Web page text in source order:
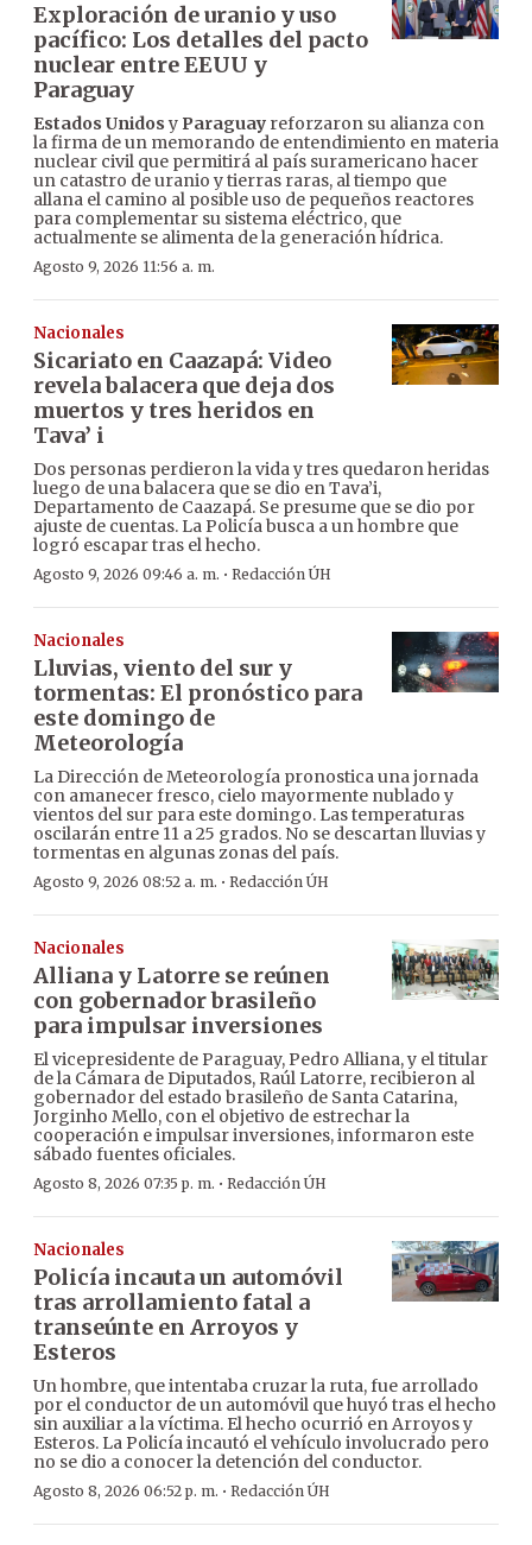
Exploración de uranio y uso
pacífico: Los detalles del pacto
nuclear entre EEUU y
Paraguay
Estados Unidos y Paraguay reforzaron su alianza con
la firma de un memorando de entendimiento en materia
nuclear civil que permitirá al país suramericano hacer
un catastro de uranio y tierras raras, al tiempo que
allana el camino al posible uso de pequeños reactores
para complementar su sistema eléctrico, que
actualmente se alimenta de la generación hídrica.
Agosto 9, 2026 11:56 a. m.
Nacionales
Sicariato en Caazapá: Video
revela balacera que deja dos
muertos y tres heridos en
Tava’ i
Dos personas perdieron la vida y tres quedaron heridas
luego de una balacera que se dio en Tava’i,
Departamento de Caazapá. Se presume que se dio por
ajuste de cuentas. La Policía busca a un hombre que
logró escapar tras el hecho.
Agosto 9, 2026 09:46 a. m. · Redacción ÚH
Nacionales
Lluvias, viento del sur y
tormentas: El pronóstico para
este domingo de
Meteorología
La Dirección de Meteorología pronostica una jornada
con amanecer fresco, cielo mayormente nublado y
vientos del sur para este domingo. Las temperaturas
oscilarán entre 11 a 25 grados. No se descartan lluvias y
tormentas en algunas zonas del país.
Agosto 9, 2026 08:52 a. m. · Redacción ÚH
Nacionales
Alliana y Latorre se reúnen
con gobernador brasileño
para impulsar inversiones
El vicepresidente de Paraguay, Pedro Alliana, y el titular
de la Cámara de Diputados, Raúl Latorre, recibieron al
gobernador del estado brasileño de Santa Catarina,
Jorginho Mello, con el objetivo de estrechar la
cooperación e impulsar inversiones, informaron este
sábado fuentes oficiales.
Agosto 8, 2026 07:35 p. m. · Redacción ÚH
Nacionales
Policía incauta un automóvil
tras arrollamiento fatal a
transeúnte en Arroyos y
Esteros
Un hombre, que intentaba cruzar la ruta, fue arrollado
por el conductor de un automóvil que huyó tras el hecho
sin auxiliar a la víctima. El hecho ocurrió en Arroyos y
Esteros. La Policía incautó el vehículo involucrado pero
no se dio a conocer la detención del conductor.
Agosto 8, 2026 06:52 p. m. · Redacción ÚH